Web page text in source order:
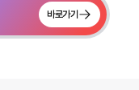
바로가기